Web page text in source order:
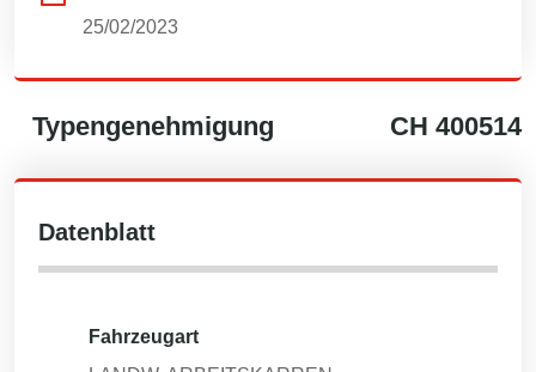
25/02/2023
Typengenehmigung CH 400514
Datenblatt
Fahrzeugart